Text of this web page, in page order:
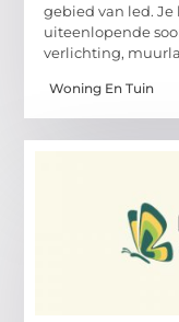
gebied van led.
uiteenlopende
verlichting,
Woning En Tuin